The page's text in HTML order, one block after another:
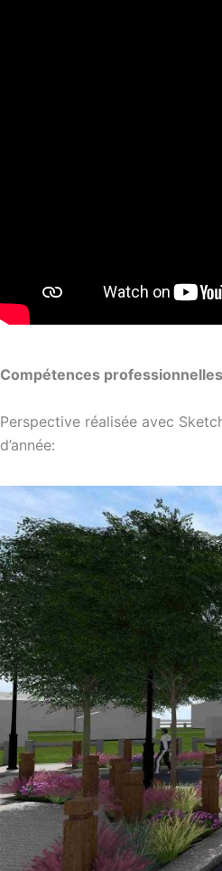
Compétences
Perspective réalisée avec
d’année: